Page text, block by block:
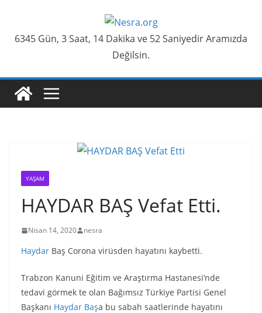
content
6345 Gün, 3 Saat, 14 Dakika ve 52 Saniyedir Aramızda
Değilsin.
YAŞAM
HAYDAR BAŞ Vefat Etti.
Nisan 14, 2020 nesra
Haydar Baş Corona virüsden hayatını kaybetti.
Trabzon Kanuni Eğitim ve Araştırma Hastanesi’nde
tedavi görmek te olan Bağımsız Türkiye Partisi Genel
Başkanı Haydar Başa bu sabah saatlerinde hayatını